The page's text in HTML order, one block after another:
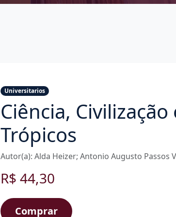
Universitarios
Ciência,
Trópicos
Autor(a): Alda Heizer; Antonio Augusto Passos
R$ 44,30
Comprar